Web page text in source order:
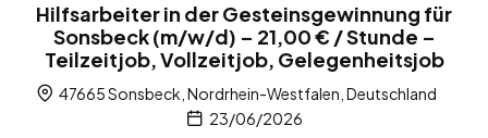
Hilfsarbeiter in der Gesteinsgewinnung für
Sonsbeck (m/w/d) – 21,00 € / Stunde –
Teilzeitjob, Vollzeitjob, Gelegenheitsjob
47665 Sonsbeck, Nordrhein-Westfalen, Deutschland
23/06/2026